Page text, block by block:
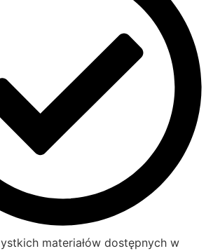
materiałów dostępnych w